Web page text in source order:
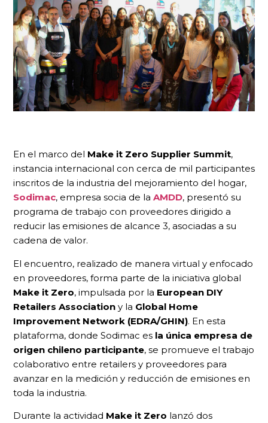
En el marco del Make it Zero Supplier Summit,
instancia internacional con cerca de mil participantes
inscritos de la industria del mejoramiento del hogar,
Sodimac, empresa socia de la AMDD, presentó su
programa de trabajo con proveedores dirigido a
reducir las emisiones de alcance 3, asociadas a su
cadena de valor.
El encuentro, realizado de manera virtual y enfocado
en proveedores, forma parte de la iniciativa global
Make it Zero, impulsada por la European DIY
Retailers Association y la Global Home
Improvement Network (EDRA/GHIN). En esta
plataforma, donde Sodimac es la única empresa de
origen chileno participante, se promueve el trabajo
colaborativo entre retailers y proveedores para
avanzar en la medición y reducción de emisiones en
toda la industria.
Durante la actividad Make it Zero lanzó dos